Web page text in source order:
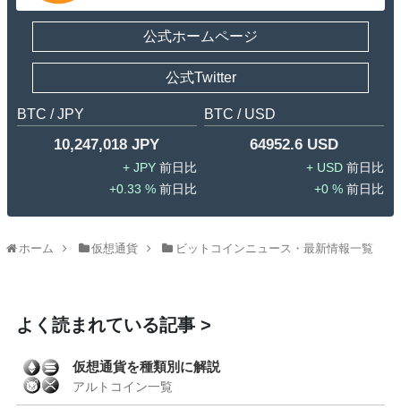
公式ホームページ
公式Twitter
BTC / JPY
10,247,018 JPY
JPY
0.33 %
BTC / USD
64952.6 USD
USD
0 %
ホーム 仮想通貨 ビットコインニュース・最新情報一覧
よく読まれている記事
仮想通貨を種類別に解説
アルトコイン一覧